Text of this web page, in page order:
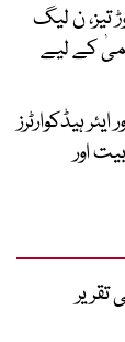
تیز، ن لیگ
کے لیے
ہیڈکوارٹرز
اور
تقریر